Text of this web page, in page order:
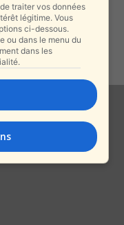
et
: La France
2025
traiter vos données
légitime. Vous
ci-dessous.
ou dans le menu du
dans les